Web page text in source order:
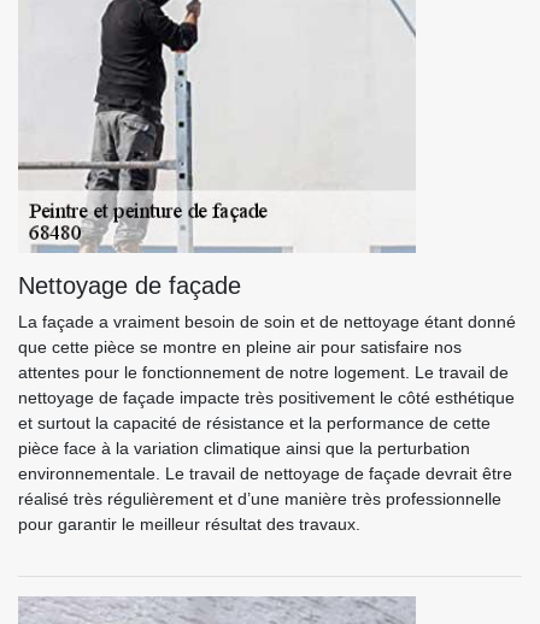
Nettoyage de façade
La façade a vraiment besoin de soin et de nettoyage étant donné
que cette pièce se montre en pleine air pour satisfaire nos
attentes pour le fonctionnement de notre logement. Le travail de
nettoyage de façade impacte très positivement le côté esthétique
et surtout la capacité de résistance et la performance de cette
pièce face à la variation climatique ainsi que la perturbation
environnementale. Le travail de nettoyage de façade devrait être
réalisé très régulièrement et d’une manière très professionnelle
pour garantir le meilleur résultat des travaux.